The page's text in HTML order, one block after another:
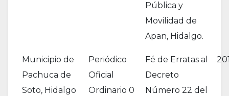
Pública y
Movilidad de
Apan, Hidalgo.
Municipio de
Pachuca de
Soto, Hidalgo
Periódico
Oficial
Ordinario 0
Fé de Erratas al
Decreto
Número 22 del